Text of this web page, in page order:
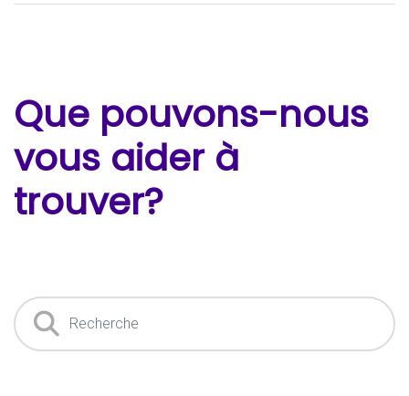
Que pouvons-nous
vous aider à
trouver?
Recherche